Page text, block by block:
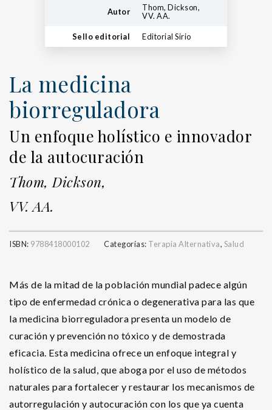
Autor
Thom, Dickson,
VV. AA.
Sello editorial Editorial Sirio
La medicina
biorreguladora
Un enfoque holístico e innovador
de la autocuración
Thom, Dickson,
VV. AA.
ISBN: 9788418000102 Categorías: Terapia Alternativa, Salud
Más de la mitad de la población mundial padece algún
tipo de enfermedad crónica o degenerativa para las que
la medicina biorreguladora presenta un modelo de
curación y prevención no tóxico y de demostrada
eficacia. Esta medicina ofrece un enfoque integral y
holístico de la salud, que aboga por el uso de métodos
naturales para fortalecer y restaurar los mecanismos de
autorregulación y autocuración con los que ya cuenta